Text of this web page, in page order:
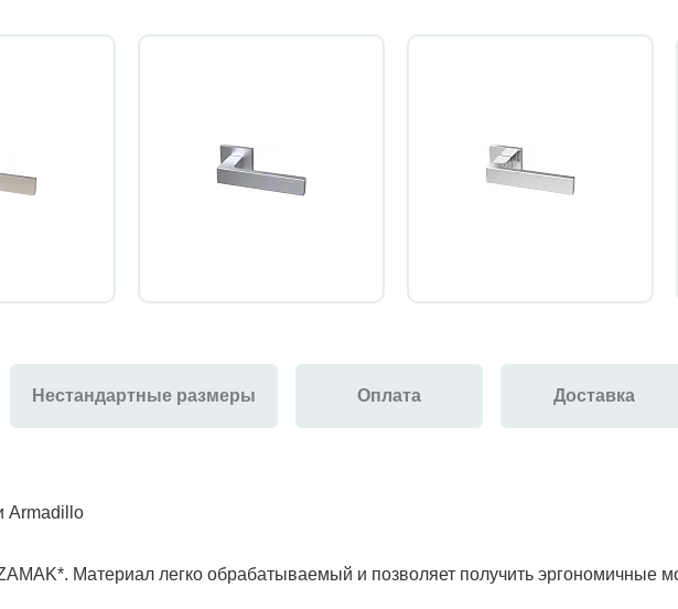
Нестандартные размеры Оплата Доставка
Материал легко обрабатываемый и позволяет получить эргономичные